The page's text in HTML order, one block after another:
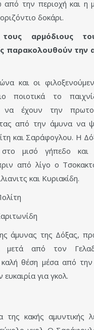
από την περιοχή και η
δοκάρι.
αρμόδιους
παρακολουθούν την
και οι
ποιοτικά το
να έχουν την
από την άμυνα να
και Σαράφογλου. Η
μισό γήπεδο και
από λίγο ο
και Κυριακίδη.
άμυνας της Δόξας,
μετά από τον
θέση μέσα από την
ευκαιρία για γκολ.
κακής αμυντικής